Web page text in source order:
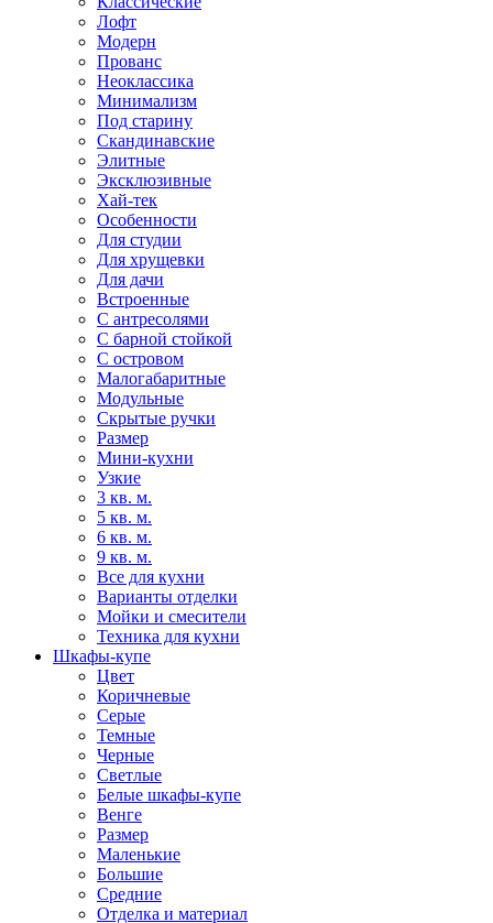
Лофт
Модерн
Прованс
Неоклассика
Минимализм
Под старину
Скандинавские
Элитные
Эксклюзивные
Хай-тек
Особенности
Для студии
Для хрущевки
Для дачи
Встроенные
С антресолями
С барной стойкой
С островом
Малогабаритные
Модульные
Скрытые ручки
Размер
Мини-кухни
Узкие
3 кв. м.
5 кв. м.
6 кв. м.
9 кв. м.
Все для кухни
Варианты отделки
Мойки и смесители
Техника для кухни
Шкафы-купе
Цвет
Коричневые
Серые
Темные
Черные
Светлые
Белые шкафы-купе
Венге
Размер
Маленькие
Большие
Средние
Отделка и материал